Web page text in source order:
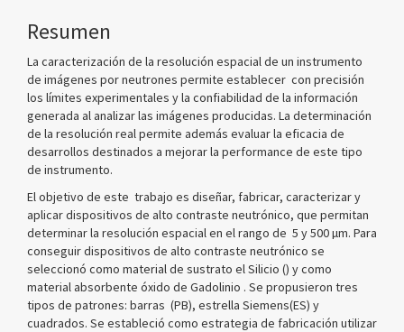
Resumen
La caracterización de la resolución espacial de un instrumento
de imágenes por neutrones permite establecer con precisión
los límites experimentales y la confiabilidad de la información
generada al analizar las imágenes producidas. La determinación
de la resolución real permite además evaluar la eficacia de
desarrollos destinados a mejorar la performance de este tipo
de instrumento.
El objetivo de este trabajo es diseñar, fabricar, caracterizar y
aplicar dispositivos de alto contraste neutrónico, que permitan
determinar la resolución espacial en el rango de 5 y 500µm. Para
conseguir dispositivos de alto contraste neutrónico se
seleccionó como material de sustrato el Silicio () y como
material absorbente óxido de Gadolinio . Se propusieron tres
tipos de patrones: barras (PB), estrella Siemens(ES) y
cuadrados. Se estableció como estrategia de fabricación utilizar